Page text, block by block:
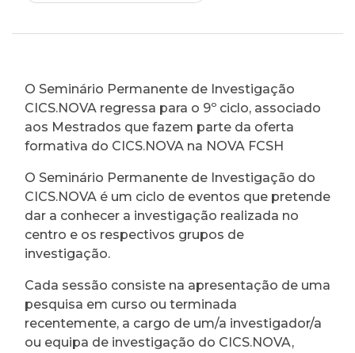
O Seminário Permanente de Investigação
CICS.NOVA regressa para o 9º ciclo, associado
aos Mestrados que fazem parte da oferta
formativa do CICS.NOVA na NOVA FCSH
O Seminário Permanente de Investigação do
CICS.NOVA é um ciclo de eventos que pretende
dar a conhecer a investigação realizada no
centro e os respectivos grupos de
investigação.
Cada sessão consiste na apresentação de uma
pesquisa em curso ou terminada
recentemente, a cargo de um/a investigador/a
ou equipa de investigação do CICS.NOVA,